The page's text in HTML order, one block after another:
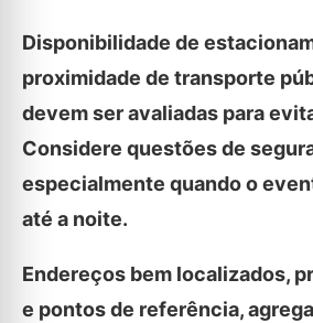
Disponibilidade de
proximidade de transporte
devem ser avaliadas para
Considere questões de
especialmente quando o
até a noite.
Endereços bem localizados,
e pontos de referência,